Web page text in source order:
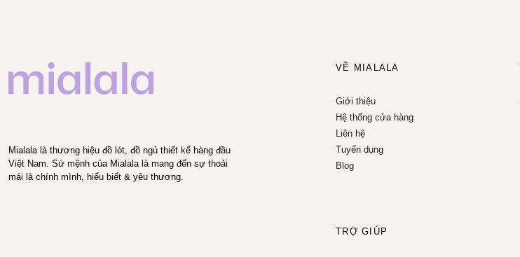
Mialala là thương hiệu đồ lót, đồ ngủ thiết kế hàng đầu
Việt Nam. Sứ mệnh của Mialala là mang đến sự thoải
mái là chính mình, hiểu biết & yêu thương.
VỀ MIALALA
Giới thiệu
Hệ thống cửa hàng
Liên hệ
Tuyển dụng
Blog
TRỢ GIÚP